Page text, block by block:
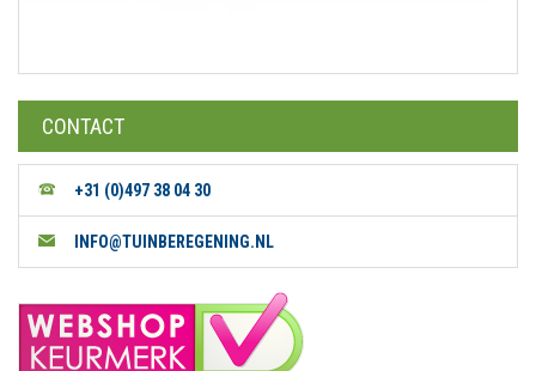
CONTACT
+31 (0)497 38 04 30
INFO@TUINBEREGENING.NL